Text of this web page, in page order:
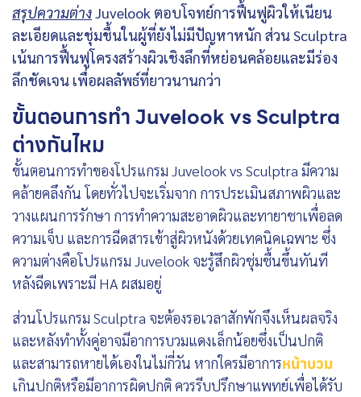
สรุปความต่างJuvelook ตอบโจทย์การฟื้นฟูผิวให้เนียน
ละเอียดและชุ่มชื้นในผู้ที่ยังไม่มีปัญหาหนัก ส่วน Sculptra
เน้นการฟื้นฟูโครงสร้างผิวเชิงลึกที่หย่อนคล้อยและมีร่อง
ลึกชัดเจน เพื่อผลลัพธ์ที่ยาวนานกว่า
ขั้นตอนการทำ Juvelook vs Sculptra
ต่างกันไหม
ขั้นตอนการทำของโปรแกรม Juvelook vs Sculptra มีความ
คล้ายคลึงกัน โดยทั่วไปจะเริ่มจาก การประเมินสภาพผิวและ
วางแผนการรักษา การทำความสะอาดผิวและทายาชาเพื่อลด
ความเจ็บ และการฉีดสารเข้าสู่ผิวหนังด้วยเทคนิคเฉพาะ ซึ่ง
ความต่างคือโปรแกรม Juvelook จะรู้สึกผิวชุ่มชื้นขึ้นทันที
หลังฉีดเพราะมี HA ผสมอยู่
ส่วนโปรแกรม Sculptra จะต้องรอเวลาสักพักจึงเห็นผลจริง
และหลังทำทั้งคู่อาจมีอาการบวมแดงเล็กน้อยซึ่งเป็นปกติ
และสามารถหายได้เองในไม่กี่วัน หากใครมีอาการหน้าบวม
เกินปกติหรือมีอาการผิดปกติ ควรรีบปรึกษาแพทย์เพื่อได้รับ